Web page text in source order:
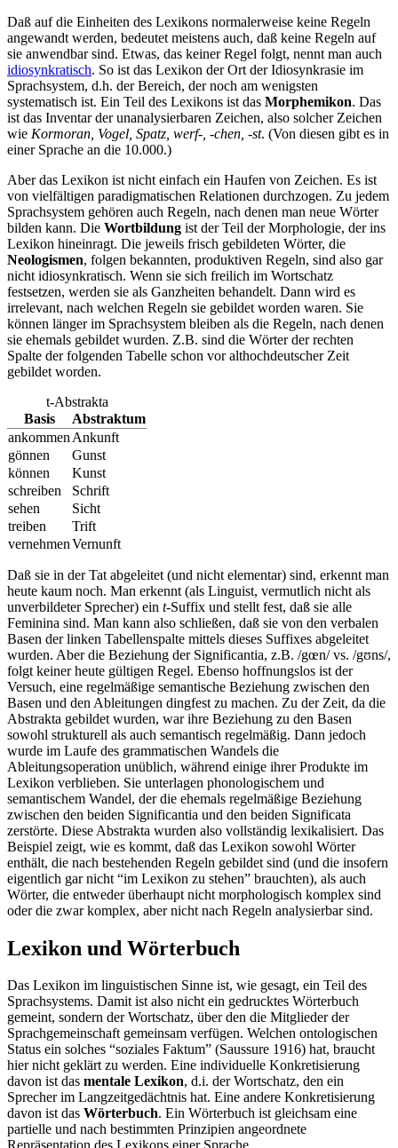
Daß auf die Einheiten des Lexikons normalerweise keine Regeln
angewandt werden, bedeutet meistens auch, daß keine Regeln auf
sie anwendbar sind. Etwas, das keiner Regel folgt, nennt man auch
idiosynkratisch. So ist das Lexikon der Ort der Idiosynkrasie im
Sprachsystem, d.h. der Bereich, der noch am wenigsten
systematisch ist. Ein Teil des Lexikons ist das Morphemikon. Das
ist das Inventar der unanalysierbaren Zeichen, also solcher Zeichen
wie Kormoran, Vogel, Spatz, werf-, -chen, -st. (Von diesen gibt es in
einer Sprache an die 10.000.)
Aber das Lexikon ist nicht einfach ein Haufen von Zeichen. Es ist
von vielfältigen paradigmatischen Relationen durchzogen. Zu jedem
Sprachsystem gehören auch Regeln, nach denen man neue Wörter
bilden kann. Die Wortbildung ist der Teil der Morphologie, der ins
Lexikon hineinragt. Die jeweils frisch gebildeten Wörter, die
Neologismen, folgen bekannten, produktiven Regeln, sind also gar
nicht idiosynkratisch. Wenn sie sich freilich im Wortschatz
festsetzen, werden sie als Ganzheiten behandelt. Dann wird es
irrelevant, nach welchen Regeln sie gebildet worden waren. Sie
können länger im Sprachsystem bleiben als die Regeln, nach denen
sie ehemals gebildet wurden. Z.B. sind die Wörter der rechten
Spalte der folgenden Tabelle schon vor althochdeutscher Zeit
gebildet worden.
t-Abstrakta
Basis
Abstraktum
ankommen Ankunft
gönnen
Gunst
können
Kunst
schreiben
Schrift
sehen
Sicht
treiben
Trift
vernehmenVernunft
Daß sie in der Tat abgeleitet (und nicht elementar) sind, erkennt man
heute kaum noch. Man erkennt (als Linguist, vermutlich nicht als
unverbildeter Sprecher) ein t-Suffix und stellt fest, daß sie alle
Feminina sind. Man kann also schließen, daß sie von den verbalen
Basen der linken Tabellenspalte mittels dieses Suffixes abgeleitet
wurden. Aber die Beziehung der Significantia, z.B. /gœn/ vs. /gʊns/,
folgt keiner heute gültigen Regel. Ebenso hoffnungslos ist der
Versuch, eine regelmäßige semantische Beziehung zwischen den
Basen und den Ableitungen dingfest zu machen. Zu der Zeit, da die
Abstrakta gebildet wurden, war ihre Beziehung zu den Basen
sowohl strukturell als auch semantisch regelmäßig. Dann jedoch
wurde im Laufe des grammatischen Wandels die
Ableitungsoperation unüblich, während einige ihrer Produkte im
Lexikon verblieben. Sie unterlagen phonologischem und
semantischem Wandel, der die ehemals regelmäßige Beziehung
zwischen den beiden Significantia und den beiden Significata
zerstörte. Diese Abstrakta wurden also vollständig lexikalisiert. Das
Beispiel zeigt, wie es kommt, daß das Lexikon sowohl Wörter
enthält, die nach bestehenden Regeln gebildet sind (und die insofern
eigentlich gar nicht “im Lexikon zu stehen” brauchten), als auch
Wörter, die entweder überhaupt nicht morphologisch komplex sind
oder die zwar komplex, aber nicht nach Regeln analysierbar sind.
Lexikon und Wörterbuch
Das Lexikon im linguistischen Sinne ist, wie gesagt, ein Teil des
Sprachsystems. Damit ist also nicht ein gedrucktes Wörterbuch
gemeint, sondern der Wortschatz, über den die Mitglieder der
Sprachgemeinschaft gemeinsam verfügen. Welchen ontologischen
Status ein solches “soziales Faktum” (Saussure 1916) hat, braucht
hier nicht geklärt zu werden. Eine individuelle Konkretisierung
davon ist das mentale Lexikon, d.i. der Wortschatz, den ein
Sprecher im Langzeitgedächtnis hat. Eine andere Konkretisierung
davon ist das Wörterbuch. Ein Wörterbuch ist gleichsam eine
partielle und nach bestimmten Prinzipien angeordnete